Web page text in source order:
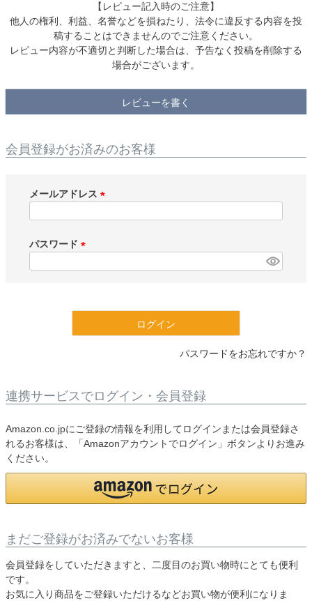
【レビュー記入時のご注意】
他人の権利、利益、名誉などを損ねたり、法令に違反する内容を投
稿することはできませんのでご注意ください。
レビュー内容が不適切と判断した場合は、予告なく投稿を削除する
場合がございます。
レビューを書く
会員登録がお済みのお客様
メールアドレス
)
パスワード
ログイン
パスワードをお忘れですか？
連携サービスでログイン・会員登録
Amazon.co.jpにご登録の情報を利用してログインまたは会員登録さ
れるお客様は、「Amazonアカウントでログイン」ボタンよりお進み
ください。
まだご登録がお済みでないお客様
会員登録をしていただきますと、二度目のお買い物時にとても便利
です。
お気に入り商品をご登録いただけるなどお買い物が便利になりま